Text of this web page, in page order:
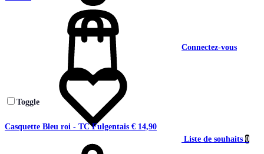
Connectez-vous
Liste de souhaits 0
Toggle
Casquette Bleu roi - TC Fulgentais € 14,90